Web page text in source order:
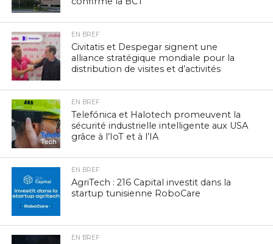
EN BREF
Civitatis et Despegar signent une
alliance stratégique mondiale pour la
distribution de visites et d’activités
EN BREF
Telefónica et Halotech promeuvent la
sécurité industrielle intelligente aux USA
grâce à l’IoT et à l’IA
EN BREF
AgriTech : 216 Capital investit dans la
startup tunisienne RoboCare
EN BREF